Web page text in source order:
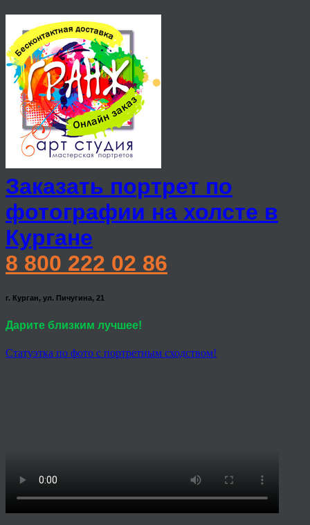
Заказать портрет по
фотографии на холсте в
Кургане
8 800 222 02 86
г. Курган, ул. Пичугина, 21
Дарите близким лучшее!
Статуэтка по фото с портретным сходством!